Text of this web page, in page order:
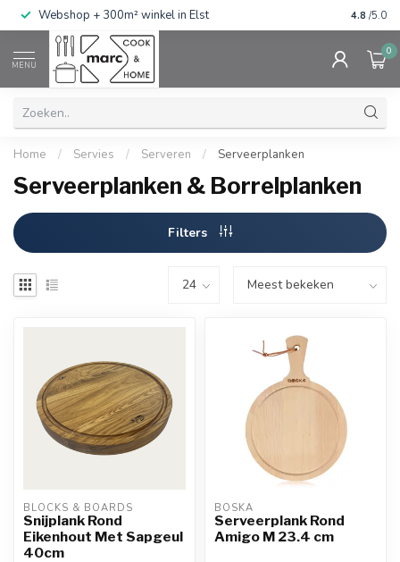
Webshop + 300m² winkel in Elst Gratis
4.8 /5.0
MENU
0
Home / Servies / Serveren / Serveerplanken
Serveerplanken & Borrelplanken
Filters
BLOCKS & BOARDS
Snijplank Rond
Eikenhout Met Sapgeul
40cm
BOSKA
Serveerplank Rond
Amigo M 23.4 cm